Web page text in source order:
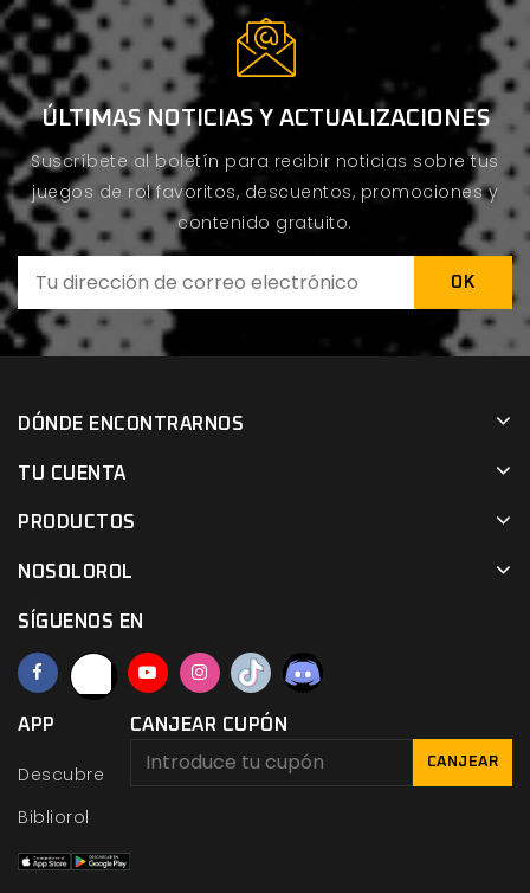
ÚLTIMAS NOTICIAS Y ACTUALIZACIONES
Suscríbete al boletín para recibir noticias sobre tus
juegos de rol favoritos, descuentos, promociones y
contenido gratuito.
DÓNDE ENCONTRARNOS
TU CUENTA
PRODUCTOS
NOSOLOROL
SÍGUENOS EN
APP
Descubre
Bibliorol
CANJEAR CUPÓN
CANJEAR